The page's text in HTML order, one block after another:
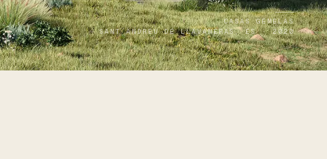
CASAS GEMELAS
SANT ANDREU DE LLAVANERAS, ES · 2020